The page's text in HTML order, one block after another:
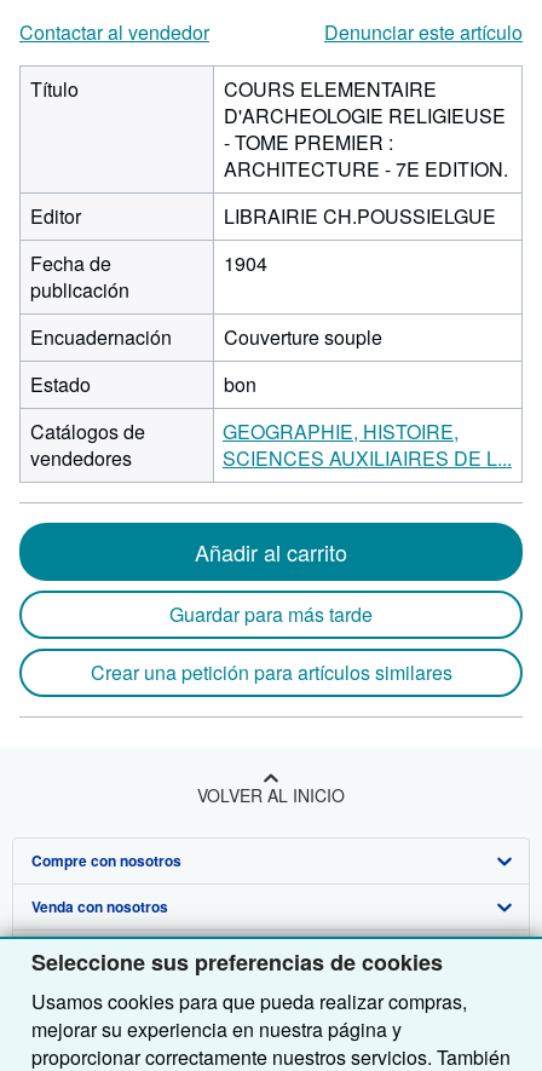
Seleccione sus preferencias de cookies
Usamos cookies para que pueda realizar compras,
mejorar su experiencia en nuestra página y
proporcionar correctamente nuestros servicios. También
Contactar al vendedor
Denunciar este artículo
Título
COURS ELEMENTAIRE
D'ARCHEOLOGIE RELIGIEUSE
- TOME PREMIER :
ARCHITECTURE - 7E EDITION.
Editor
LIBRAIRIE CH.POUSSIELGUE
Fecha de
publicación
1904
Encuadernación
Couverture souple
Estado
bon
Catálogos de
vendedores
GEOGRAPHIE, HISTOIRE,
SCIENCES AUXILIAIRES DE L...
Añadir al carrito
Guardar para más tarde
Crear una petición para artículos similares
VOLVER AL INICIO
Compre con nosotros
Búsqueda avanzada
Colecciones
Mi cuenta
Mis pedidos
Venda con nosotros
Comenzar a vender
Únase a nuestro programa de afiliados
Recomiende un vendedor
Sobre nosotros
Sobre IberLibro
Medios
Obtener Ayuda
Preguntas frecuentes y guías
Otras compañías de AbeBooks